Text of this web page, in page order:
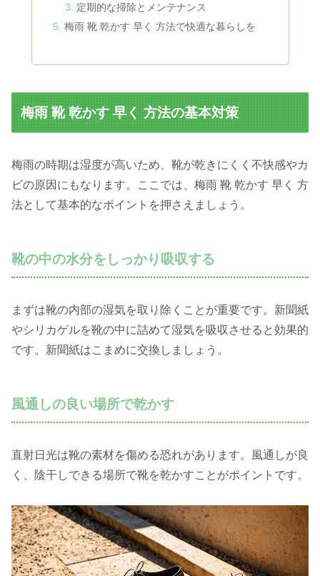
定期的な掃除とメンテナンス
梅雨 靴 乾かす 早く 方法で快適な暮らしを
梅雨 靴 乾かす 早く 方法の基本対策
梅雨の時期は湿度が高いため、靴が乾きにくく不快感やカ
ビの原因にもなります。ここでは、梅雨 靴 乾かす 早く 方
法として基本的なポイントを押さえましょう。
靴の中の水分をしっかり吸収する
まずは靴の内部の湿気を取り除くことが重要です。新聞紙
やシリカゲルを靴の中に詰めて湿気を吸収させると効果的
です。新聞紙はこまめに交換しましょう。
風通しの良い場所で乾かす
直射日光は靴の素材を傷める恐れがあります。風通しが良
く、陰干しできる場所で靴を乾かすことがポイントです。